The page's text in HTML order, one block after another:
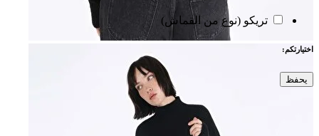
تريكو (نوع من القماش)
اختيارتكم:
يحفظ